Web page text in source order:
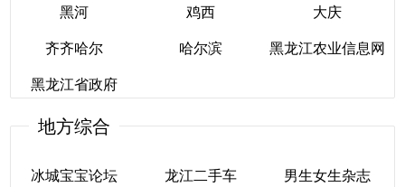
鹤岗
七台河
双鸭山
黑河
黑河
鸡西
鸡西
大庆
大庆
齐齐哈尔
齐齐哈尔
哈尔滨
黑龙江农业信息网
黑龙江省政府
黑龙江省政府
地方综合
冰城宝宝论坛 龙江二手车 男生女生杂志